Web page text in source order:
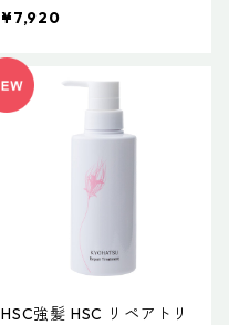
¥7,920
HSC強髪 HSC リペアトリ